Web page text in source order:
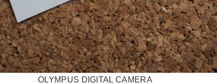
OLYMPUS DIGITAL CAMERA